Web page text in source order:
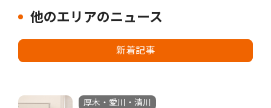
他のエリアのニュース
新着記事
厚木・愛川・清川